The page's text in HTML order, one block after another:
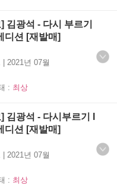
김광석 - 다시 부르기
디션 [재발매]
| 2021년 07월
: 최상
김광석 - 다시부르기 I
디션 [재발매]
| 2021년 07월
: 최상